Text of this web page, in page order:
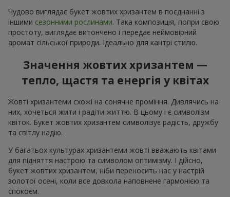
Чудово виглядає букет жовтих хризантем в поєднанні з
іншими сезонними рослинами. Така композиція, попри свою
простоту, виглядає витончено і передає неймовірний
аромат сільської природи. Ідеально для кантрі стилю.
Значення жовтих хризантем —
тепло, щастя та енергія у квітах
Жовті хризантеми схожі на сонячне проміння. Дивлячись на
них, хочеться жити і радіти життю. В цьому і є символізм
квіток. Букет жовтих хризантем символізує радість, дружбу
та світлу надію.
У багатьох культурах хризантеми жовті вважають квітами
для підняття настрою та символом оптимізму. І дійсно,
букет жовтих хризантем, ніби переносить нас у настрій
золотої осені, коли все довкола наповнене гармонією та
спокоєм.